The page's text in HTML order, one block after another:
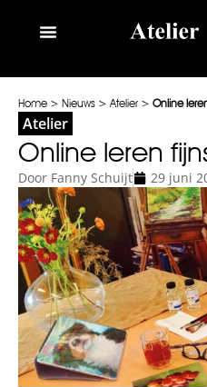
Home > Nieuws >Atelier > Online
Atelier
Online leren
Door Fanny Schuijt 29 juni